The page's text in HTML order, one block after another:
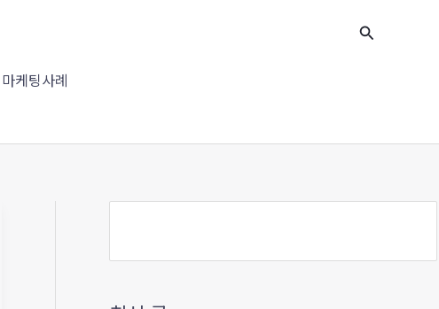
검
마케팅사례